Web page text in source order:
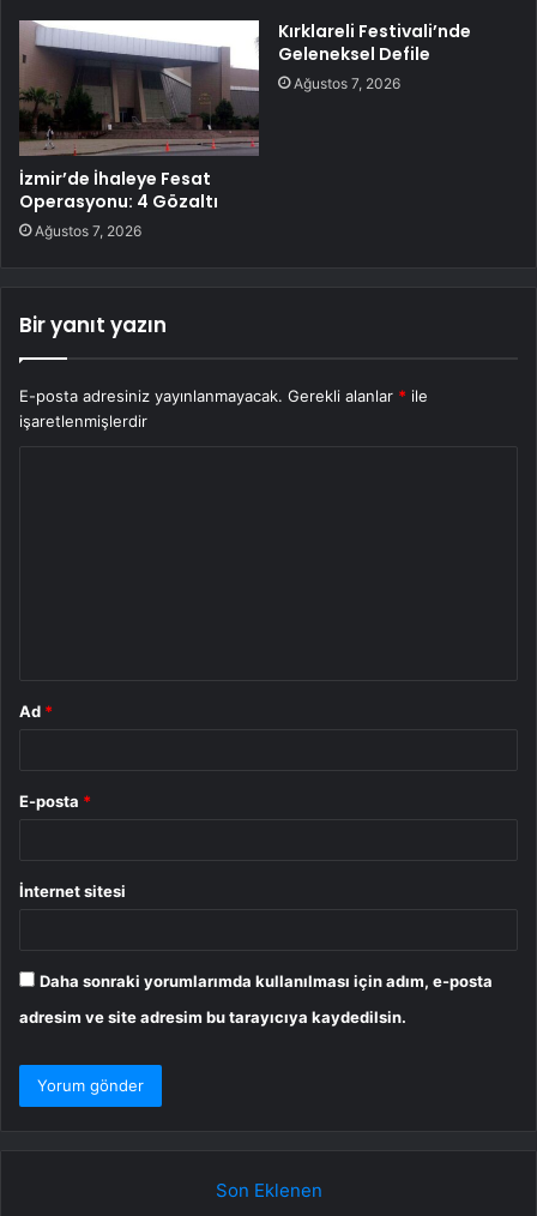
İzmir’de İhaleye Fesat
Operasyonu: 4 Gözaltı
Ağustos 7, 2026
Kırklareli Festivali’nde
Geleneksel Defile
Ağustos 7, 2026
Bir yanıt yazın
E-posta adresiniz yayınlanmayacak. Gerekli alanlar * ile
işaretlenmişlerdir
Ad *
E-posta *
İnternet sitesi
Daha sonraki yorumlarımda kullanılması için adım, e-posta
adresim ve site adresim bu tarayıcıya kaydedilsin.
Son Eklenen